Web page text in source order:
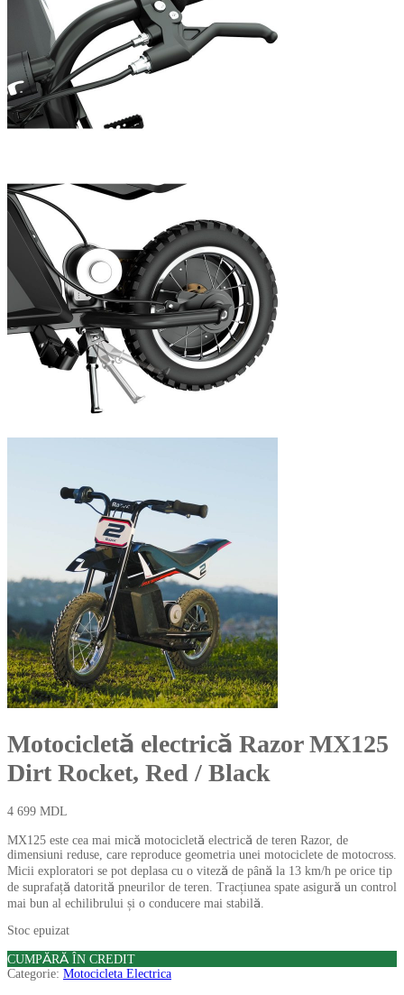
Motocicletă electrică Razor MX125
Dirt Rocket, Red / Black
4 699 MDL
MX125 este cea mai mică motocicletă electrică de teren Razor, de
dimensiuni reduse, care reproduce geometria unei motociclete de motocross.
Micii exploratori se pot deplasa cu o viteză de până la 13 km/h pe orice tip
de suprafață datorită pneurilor de teren. Tracțiunea spate asigură un control
mai bun al echilibrului și o conducere mai stabilă.
Stoc epuizat
CUMPĂRĂ ÎN CREDIT
Categorie: Motocicleta Electrica